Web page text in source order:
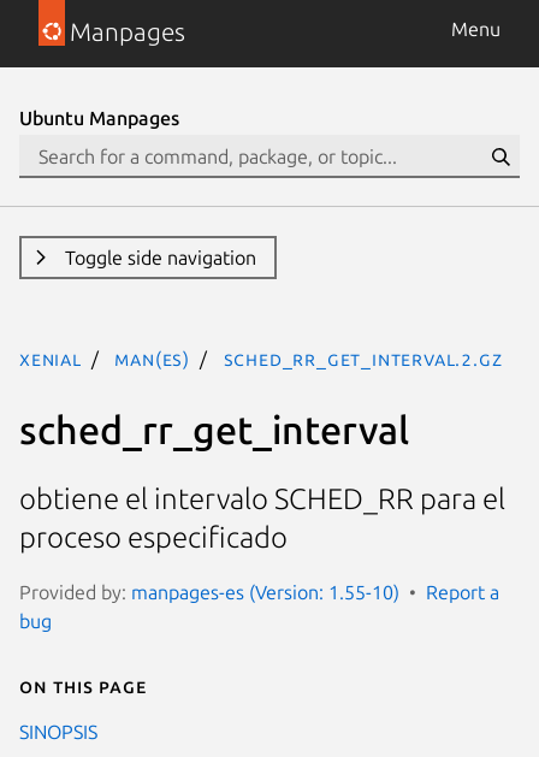
Manpages Menu
Ubuntu Manpages
Toggle side navigation
xenial man(es) sched_rr_get_interval.2.gz
sched_rr_get_interval
obtiene el intervalo SCHED_RR para el
proceso especificado
Provided by: manpages-es (Version: 1.55-10)
Report a
bug
On this page
SINOPSIS